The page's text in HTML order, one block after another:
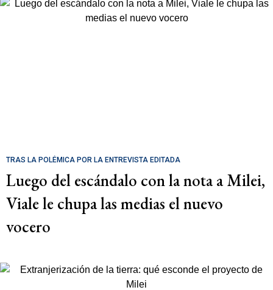
TRAS LA POLÉMICA POR LA ENTREVISTA EDITADA
Luego del escándalo con la nota a Milei,
Viale le chupa las medias el nuevo
vocero